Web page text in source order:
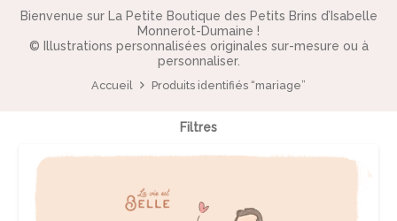
Bienvenue sur La Petite Boutique des Petits Brins d’Isabelle
Monnerot-Dumaine !
© Illustrations personnalisées originales sur-mesure ou à
personnaliser.
Accueil Produits identifiés “mariage”
Filtres